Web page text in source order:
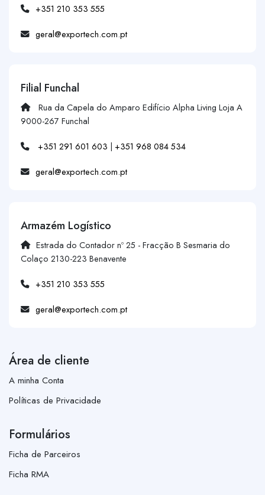
+351 210 353 555
geral@exportech.com.pt
Filial Funchal
Rua da Capela do Amparo Edifício Alpha Living Loja A
9000-267 Funchal
+351 291 601 603 | +351 968 084 534
geral@exportech.com.pt
Armazém Logístico
Estrada do Contador nº 25 - Fracção B Sesmaria do
Colaço 2130-223 Benavente
+351 210 353 555
geral@exportech.com.pt
Área de cliente
A minha Conta
Políticas de Privacidade
Formulários
Ficha de Parceiros
Ficha RMA